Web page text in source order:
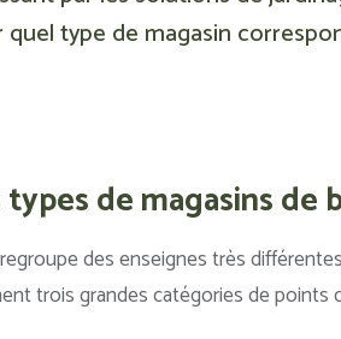
quel type de magasin
de magasins de
des enseignes très
trois grandes catégories de points